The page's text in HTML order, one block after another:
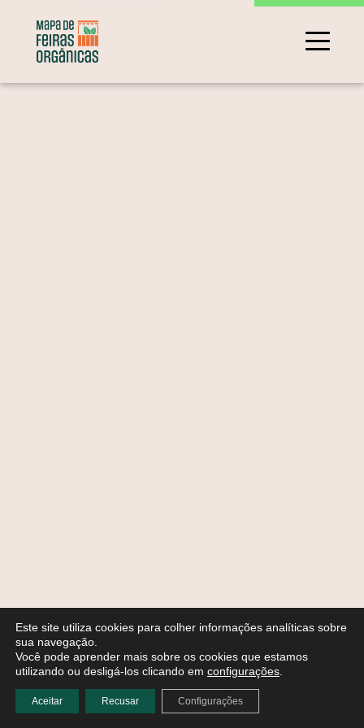
Este site utiliza cookies para colher informações analíticas sobre
sua navegação.
Você pode aprender mais sobre os cookies que estamos
utilizando ou desligá-los clicando em configurações
Aceitar Recusar Configurações